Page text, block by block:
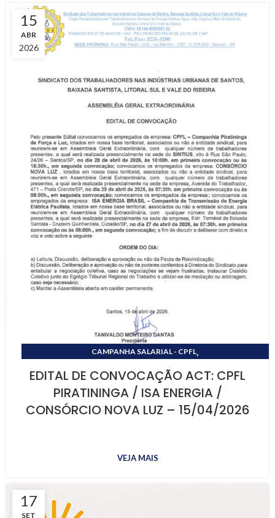
15
ABR
2026
CAMPANHA SALARIAL - CPFL,
CAMPANHA SALARIAL - NOVA LUZ, EDITAIS,
MATÉRIAS E NOTÍCIAS
EDITAL DE CONVOCAÇÃO ACT: CPFL
PIRATININGA / ISA ENERGIA /
CONSÓRCIO NOVA LUZ – 15/04/2026
VEJA MAIS
17
SET